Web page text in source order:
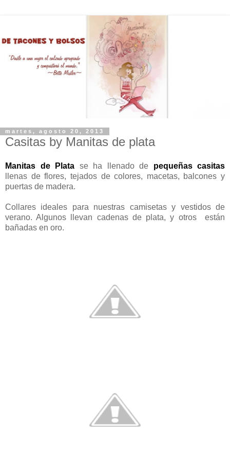
martes, agosto 20, 2013
Casitas by Manitas de plata
Manitas de Plata se ha llenado de pequeñas casitas
llenas de flores, tejados de colores, macetas, balcones y
puertas de madera.
Collares ideales para nuestras camisetas y vestidos de
verano. Algunos llevan cadenas de plata, y otros están
bañadas en oro.